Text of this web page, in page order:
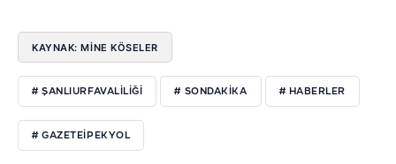
KAYNAK: MİNE KÖSELER
# ŞANLIURFAVALILIĞI # SONDAKIKA # HABERLER
# GAZETEIPEKYOL